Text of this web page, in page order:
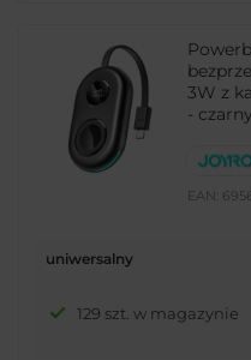
3W z
- czarny
EAN:
uniwersalny
129 szt. w magazynie